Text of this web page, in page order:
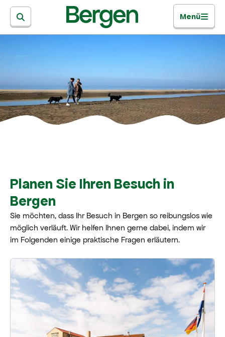
Menü
Planen Sie Ihren Besuch in
Bergen
Sie möchten, dass Ihr Besuch in Bergen so reibungslos wie
möglich verläuft. Wir helfen Ihnen gerne dabei, indem wir
im Folgenden einige praktische Fragen erläutern.